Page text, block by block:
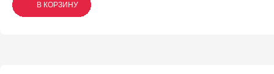
В КОРЗИНУ
В КОРЗИНУ
В КОРЗИНУ